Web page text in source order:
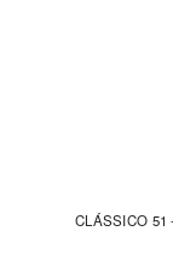
CLÁSSICO 51